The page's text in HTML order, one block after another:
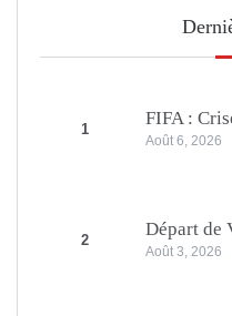
1
FIFA :
Août 6, 2026
2
Départ de
Août 3, 2026